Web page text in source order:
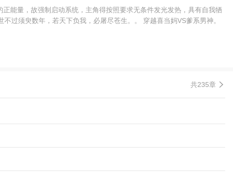
能量，故强制启动系统，主角得按照要求无条件发光发热，具有自我牺
过须臾数年，若天下负我，必屠尽苍生。。 穿越喜当妈VS爹系男神。
共235章